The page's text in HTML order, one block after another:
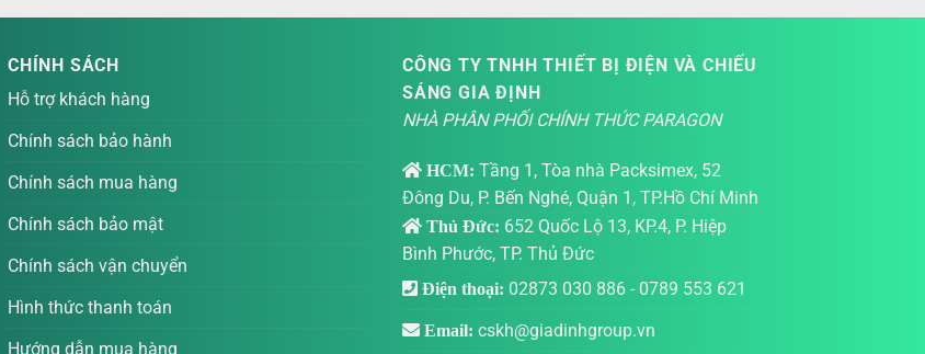
CHÍNH SÁCH
Hỗ trợ khách hàng
Chính sách bảo hành
Chính sách mua hàng
Chính sách bảo mật
Chính sách vận chuyển
Hình thức thanh toán
Hướng dẫn mua hàng
CÔNG TY TNHH THIẾT BỊ ĐIỆN VÀ CHIẾU
SÁNG GIA ĐỊNH
NHÀ PHÂN PHỐI CHÍNH THỨC PARAGON
HCM: Tầng 1, Tòa nhà Packsimex, 52
Đông Du, P. Bến Nghé, Quận 1, TP.Hồ Chí Minh
Thủ Đức: 652 Quốc Lộ 13, KP.4, P. Hiệp
Bình Phước, TP. Thủ Đức
Điện thoại: 02873 030 886 - 0789 553 621
Email: cskh@giadinhgroup.vn